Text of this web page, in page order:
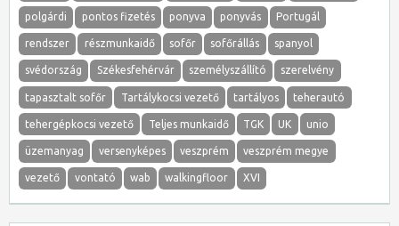
polgárdi pontos fizetés ponyva ponyvás Portugál
rendszer részmunkaidő sofőr sofőrállás spanyol
svédország Székesfehérvár személyszállító szerelvény
tapasztalt sofőr Tartálykocsi vezető tartályos teherautó
tehergépkocsi vezető Teljes munkaidő TGK UK unio
üzemanyag versenyképes veszprém veszprém megye
vezető vontató wab walkingfloor XVI